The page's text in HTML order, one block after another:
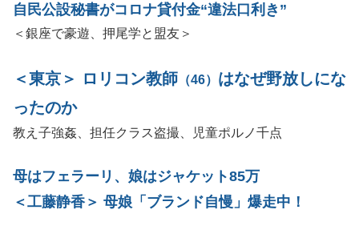
自民公設秘書がコロナ貸付金“違法口利き”
＜銀座で豪遊、押尾学と盟友＞
＜東京＞ ロリコン教師 （46） はなぜ野放しにな
ったのか
教え子強姦、担任クラス盗撮、児童ポルノ千点
母はフェラーリ、娘はジャケット85万
＜工藤静香＞ 母娘「ブランド自慢」爆走中！